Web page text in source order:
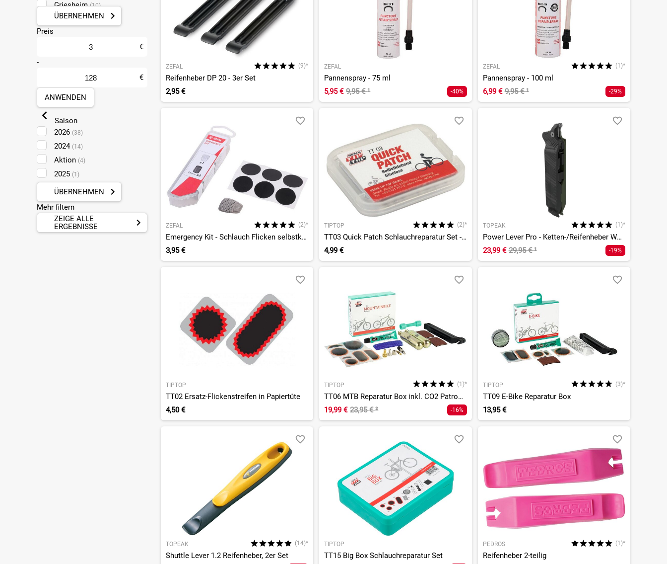
Griesheim(10)
Halle(5)
Leipzig Taucha
(10)
Mülheim-Kärlich
Münster
Pforzheim
Plankstadt
Sankt Augustin
ÜBERNEHMEN
Preis
€
-
€
ANWENDEN
Saison
2026 (38)
2024 (14)
Aktion (4)
2025 (1)
ÜBERNEHMEN
Mehr filtern
ZEIGE ALLE
ERGEBNISSE
ZEFAL (9)*
Reifenheber DP 20 - 3er Set
2,95 €
ZEFAL
Pannenspray - 75 ml
5,95 € 9,95 €¹ -40%
ZEFAL (1)*
Pannenspray - 100 ml
6,99 € 9,95 €¹ -29%
ZEFAL (2)*
Emergency Kit - Schlauch Flicken selbstklebend
3,95 €
TIPTOP (2)*
TT03 Quick Patch Schlauchreparatur Set - selbstklebend
4,99 €
TOPEAK (1)*
Power Lever Pro - Ketten-/Reifenheber Werkzeug
23,99 € 29,95 €¹ -19%
TIPTOP
TT02 Ersatz-Flickenstreifen in Papiertüte
4,50 €
TIPTOP (1)*
TT06 MTB Reparatur Box inkl. CO2 Patronen
19,99 € 23,95 €² -16%
TIPTOP (3)*
TT09 E-Bike Reparatur Box
13,95 €
TOPEAK (14)*
Shuttle Lever 1.2 Reifenheber, 2er Set
TIPTOP
TT15 Big Box Schlauchreparatur Set
PEDROS (1)*
Reifenheber 2-teilig